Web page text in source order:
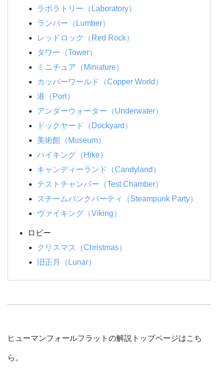
ラボラトリー（Laboratory）
ランバー（Lumber）
レッドロック（Red Rock）
タワー（Tower）
ミニチュア（Miniature）
カッパーワールド（Copper World）
港（Port）
アンダーウォーター（Underwater）
ドックヤード（Dockyard）
美術館（Museum）
ハイキング（Hike）
キャンディーランド（Candyland）
テストチャンバー（Test Chamber）
スチームパンクパーティ（Steampunk Party）
ヴァイキング（Viking）
ロビー
クリスマス（Christmas）
旧正月（Lunar）
ヒューマンフォールフラットの解説トップページはこち
ら。